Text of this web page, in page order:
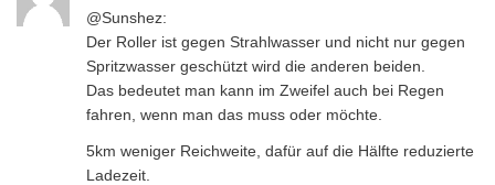
@Sunshez:
Der Roller ist gegen Strahlwasser und nicht nur gegen
Spritzwasser geschützt wird die anderen beiden.
Das bedeutet man kann im Zweifel auch bei Regen
fahren, wenn man das muss oder möchte.
5km weniger Reichweite, dafür auf die Hälfte reduzierte
Ladezeit.